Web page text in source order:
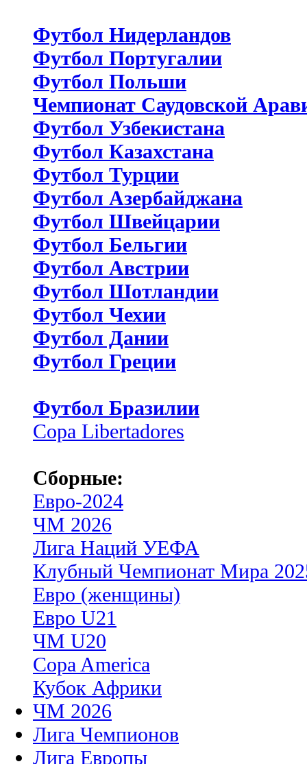
Футбол Нидерландов
Футбол Португалии
Футбол Польши
Чемпионат Саудовской
Футбол Узбекистана
Футбол Казахстана
Футбол Турции
Футбол Азербайджана
Футбол Швейцарии
Футбол Бельгии
Футбол Австрии
Футбол Шотландии
Футбол Чехии
Футбол Дании
Футбол Греции
Футбол Бразилии
Copa Libertadores
Сборные:
Евро-2024
ЧМ 2026
Лига Наций УЕФА
Клубный Чемпионат Мира
Евро (женщины)
Евро U21
ЧМ U20
Copa America
Кубок Африки
ЧМ 2026
Лига Чемпионов
Лига Европы